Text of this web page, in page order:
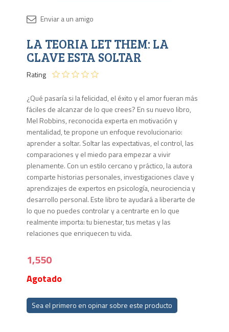
LA TEORIA LET THEM: LA
CLAVE ESTA SOLTAR
Rating
¿Qué pasaría si la felicidad, el éxito y el amor fueran más
fáciles de alcanzar de lo que crees? En su nuevo libro,
Mel Robbins, reconocida experta en motivación y
mentalidad, te propone un enfoque revolucionario:
aprender a soltar. Soltar las expectativas, el control, las
comparaciones y el miedo para empezar a vivir
plenamente. Con un estilo cercano y práctico, la autora
comparte historias personales, investigaciones clave y
aprendizajes de expertos en psicología, neurociencia y
desarrollo personal. Este libro te ayudará a liberarte de
lo que no puedes controlar y a centrarte en lo que
realmente importa: tu bienestar, tus metas y las
relaciones que enriquecen tu vida.
1,550
Agotado
Sea el primero en opinar sobre este producto